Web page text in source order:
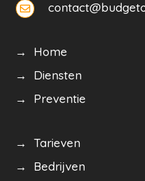

→ Home
→ Diensten
→ Preventie
→ Tarieven
→ Bedrijven